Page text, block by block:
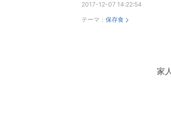
2017-12-07 14:22:54
テーマ： 保存食
家